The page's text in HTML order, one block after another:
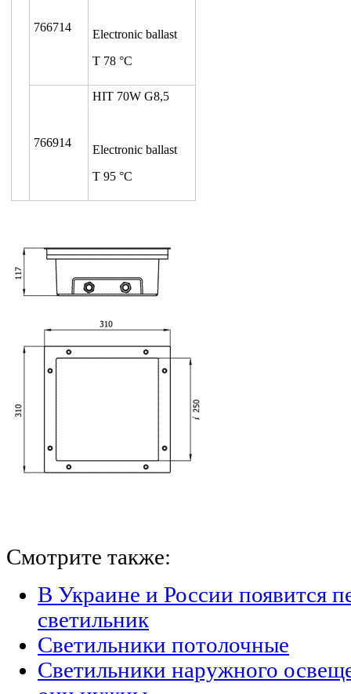
766714
Electronic ballast
T 78 °C
766914
HIT 70W G8,5
Electronic ballast
T 95 °C
Смотрите также:
В Украине и России появится
светильник
Светильники потолочные
Светильники наружного